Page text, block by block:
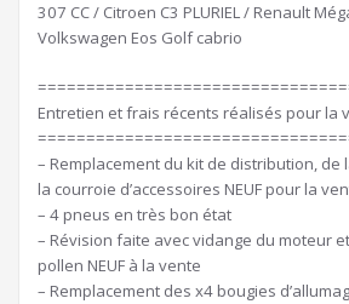
307 CC / Citroen C3 PLURIEL / Renault
Volkswagen Eos Golf cabrio
Entretien et frais récents réalisés pour la
– Remplacement du kit de distribution, de
la courroie d’accessoires NEUF pour la
– 4 pneus en très bon état
– Révision faite avec vidange du moteur
pollen NEUF à la vente
– Remplacement des x4 bougies